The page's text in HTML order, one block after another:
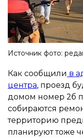
Источник фото:
Как сообщили в
центра, проезд
домом номер 2б
собираются
территорию
планируют тоже